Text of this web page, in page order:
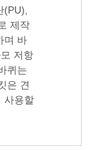
제작
며 바
저항
퀴는
은 견
사용할